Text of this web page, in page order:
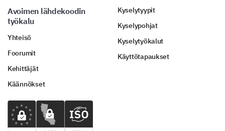
Avoimen lähdekoodin
työkalu
Yhteisö
Foorumit
Kehittäjät
Käännökset
Kyselytyypit
Kyselypohjat
Kyselytyökalut
Käyttötapaukset